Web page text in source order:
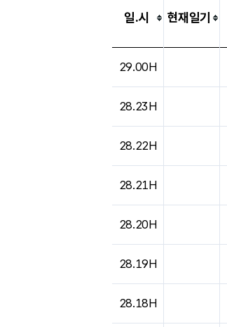
일.시 현재일기
29.00H
28.23H
28.22H
28.21H
28.20H
28.19H
28.18H